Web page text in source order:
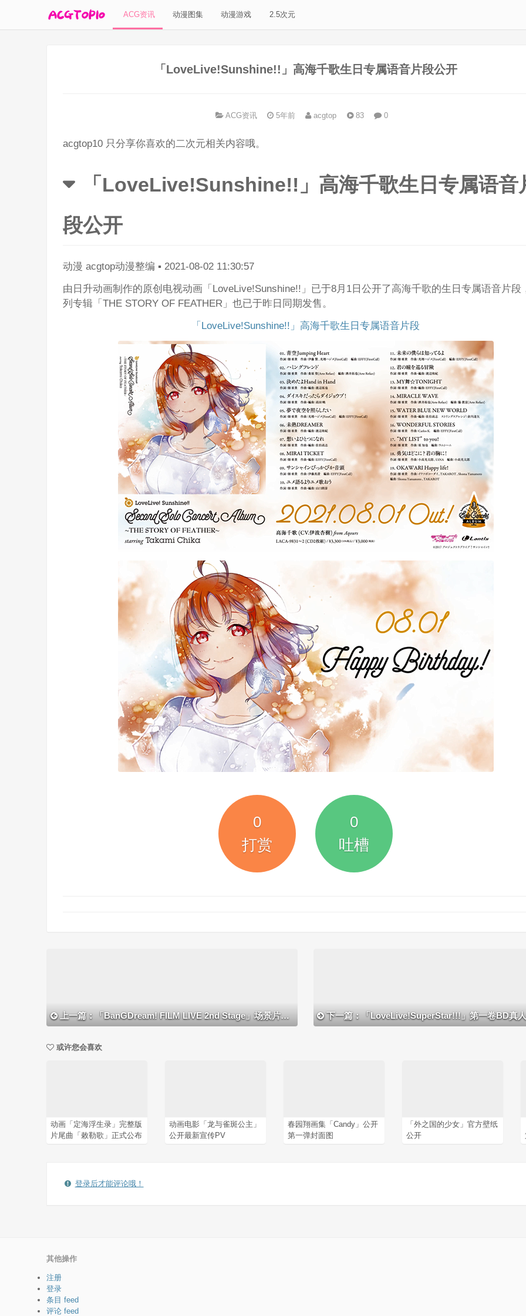
ACG资讯 动漫图集 动漫游戏 2.5次元
「LoveLive!Sunshine!!」高海千歌生日专属语音片段公开
ACG资讯 5年前 acgtop 83 0
acgtop10 只分享你喜欢的二次元相关内容哦。
「LoveLive!Sunshine!!」高海千歌生日专属语音
段公开
动漫 acgtop动漫整编 ▪ 2021-08-02 11:30:57
由日升动画制作的原创电视动画「LoveLive!Sunshine!!」已于8月1日公开了高海千歌的生日专属语音片段
列专辑「THE STORY OF FEATHER」也已于昨日同期发售。
「LoveLive!Sunshine!!」高海千歌生日专属语音片段
0
打赏
0
吐槽
上一篇：「BanGDream! FILM LIVE 2nd Stage」场景片段公开 下一篇：「LoveLive!SuperStar!!!」第一卷BD真人特典试听片
或许您会喜欢
动画「定海浮生录」完整版
片尾曲「敕勒歌」正式公布
动画电影「龙与雀斑公主」
公开最新宣传PV
春园翔画集「Candy」公开
第一弹封面图
「外之国的少女」官方壁纸
公开
登录后才能评论哦！
其他操作
注册
登录
条目 feed
评论 feed